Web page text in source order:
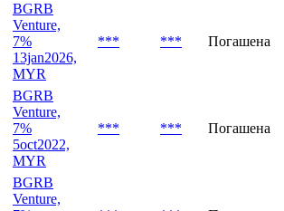
BGRB
Venture,
7%
13jan2026,
MYR
*** *** Погашена
BGRB
Venture,
7%
5oct2022,
MYR
*** *** Погашена
BGRB
Venture,